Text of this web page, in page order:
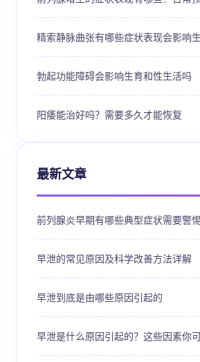
精索静脉曲张有哪些症状表现会影响
勃起功能障碍会影响生育和性生活吗
阳痿能治好吗？需要多久才能恢复
最新文章
前列腺炎早期有哪些典型症状需要警惕
早泄的常见原因及科学改善方法详解
早泄到底是由哪些原因引起的
早泄是什么原因引起的？这些因素你